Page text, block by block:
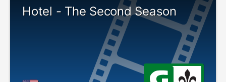
Hotel - The Second Season